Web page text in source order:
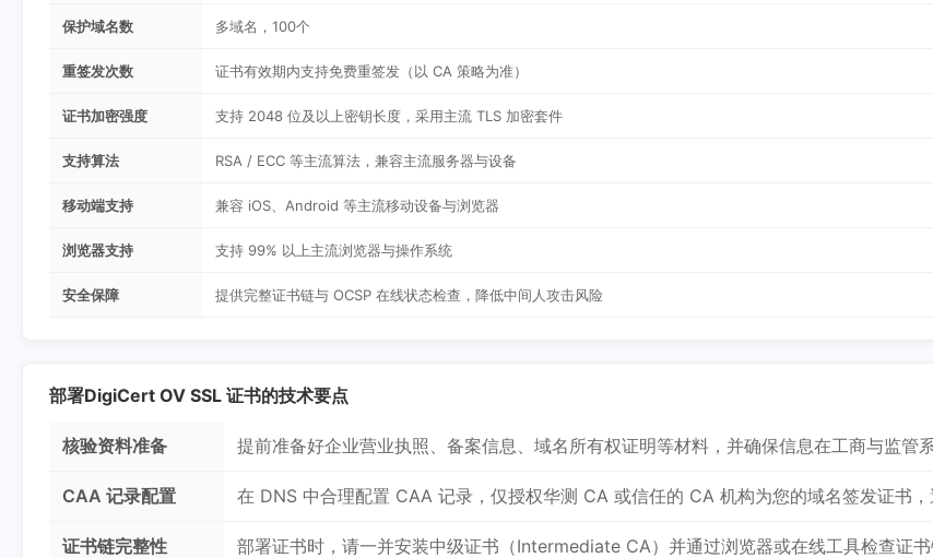
保护域名数 多域名，100个
重签发次数 证书有效期内支持免费重签发（以 CA 策略为准）
证书加密强度 支持 2048 位及以上密钥长度，采用主流 TLS 加密套件
支持算法 RSA / ECC 等主流算法，兼容主流服务器与设备
移动端支持 兼容 iOS、Android 等主流移动设备与浏览器
浏览器支持 支持 99% 以上主流浏览器与操作系统
安全保障 提供完整证书链与 OCSP 在线状态检查，降低中间人攻击风险
部署DigiCert OV SSL 证书的技术要点
核验资料准备 提前准备好企业营业执照、备案信息、域名所有权证明等材料，并确保信息在工商与监管
CAA 记录配置 在 DNS 中合理配置 CAA 记录，仅授权华测 CA 或信任的 CA 机构为您的域名签发证书，
证书链完整性 部署证书时，请一并安装中级证书（Intermediate CA）并通过浏览器或在线工具检查证